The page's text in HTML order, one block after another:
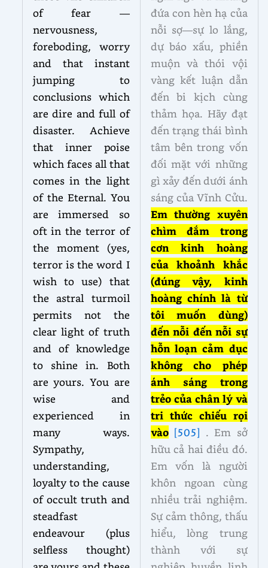
of fear —
nervousness,
foreboding, worry
and that instant
jumping to
conclusions which
are dire and full of
disaster. Achieve
that inner poise
which faces all that
comes in the light
of the Eternal. You
are immersed so
oft in the terror of
the moment (yes,
terror is the word I
wish to use) that
the astral turmoil
permits not the
clear light of truth
and of knowledge
to shine in. Both
are yours. You are
wise and
experienced in
many ways.
Sympathy,
understanding,
loyalty to the cause
of occult truth and
steadfast
endeavour (plus
selfless thought)
đứa con hèn hạ của
nỗi sợ—sự lo lắng,
dự báo xấu, phiền
muộn và thói vội
vàng kết luận dẫn
đến bi kịch cùng
thảm họa. Hãy đạt
đến trạng thái bình
tâm bên trong vốn
đối mặt với những
gì xảy đến dưới ánh
sáng của Vĩnh Cửu.
Emthường xuyên
chìm đắm trong
cơn kinh hoàng
của khoảnh khắc
(đúng vậy, kinh
hoàng chính là từ
tôi muốn dùng)
đến nỗi đến nỗi sự
hỗn loạn cảm dục
không cho phép
ánh sáng trong
trẻo của chân lý và
tri thức chiếu rọi
vào [505] . Em sở
hữu cả hai điều đó.
Em vốn là người
khôn ngoan cùng
nhiều trải nghiệm.
Sự cảm thông, thấu
hiểu, lòng trung
thành với sự